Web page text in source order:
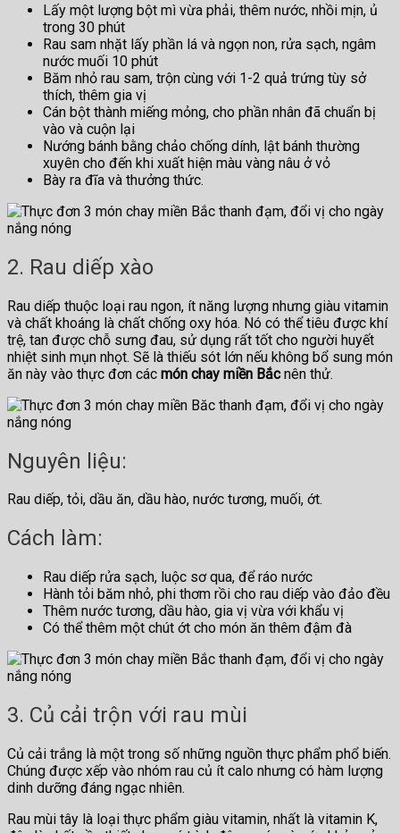
Lấy một lượng bột mì vừa phải, thêm nước, nhồi mịn, ủ
trong 30 phút
Rau sam nhặt lấy phần lá và ngọn non, rửa sạch, ngâm
nước muối 10 phút
Băm nhỏ rau sam, trộn cùng với 1-2 quả trứng tùy sở
thích, thêm gia vị
Cán bột thành miếng mỏng, cho phần nhân đã chuẩn bị
vào và cuộn lại
Nướng bánh bằng chảo chống dính, lật bánh thường
xuyên cho đến khi xuất hiện màu vàng nâu ở vỏ
Bày ra đĩa và thưởng thức.
2. Rau diếp xào
Rau diếp thuộc loại rau ngon, ít năng lượng nhưng giàu vitamin
và chất khoáng là chất chống oxy hóa. Nó có thể tiêu được khí
trệ, tan được chỗ sưng đau, sử dụng rất tốt cho người huyết
nhiệt sinh mụn nhọt. Sẽ là thiếu sót lớn nếu không bổ sung món
ăn này vào thực đơn các món chay miền Bắcnên thử.
Nguyên liệu:
Rau diếp, tỏi, dầu ăn, dầu hào, nước tương, muối, ớt.
Cách làm:
Rau diếp rửa sạch, luộc sơ qua, để ráo nước
Hành tỏi băm nhỏ, phi thơm rồi cho rau diếp vào đảo đều
Thêm nước tương, dầu hào, gia vị vừa với khẩu vị
Có thể thêm một chút ớt cho món ăn thêm đậm đà
3. Củ cải trộn với rau mùi
Củ cải trắng là một trong số những nguồn thực phẩm phổ biến.
Chúng được xếp vào nhóm rau củ ít calo nhưng có hàm lượng
dinh dưỡng đáng ngạc nhiên.
Rau mùi tây là loại thực phẩm giàu vitamin, nhất là vitamin K,